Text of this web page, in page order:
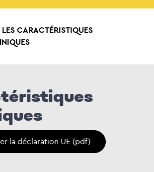
CARACTÉRISTIQUES
la déclaration UE (pdf)